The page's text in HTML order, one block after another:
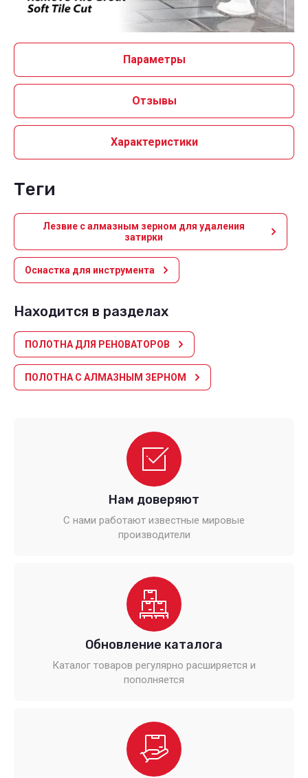
Параметры
Отзывы
Характеристики
теги
Лезвие с алмазным зерном для удаления
затирки
Оснастка для инструмента
Находится в разделах
ПОЛОТНА ДЛЯ РЕНОВАТОРОВ
ПОЛОТНА С АЛМАЗНЫМ ЗЕРНОМ
Нам доверяют
С нами работают известные мировые
производители
Обновление каталога
Каталог товаров регулярно расширяется и
пополняется